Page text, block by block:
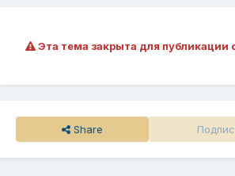
Эта тема закрыта для публикации
Share